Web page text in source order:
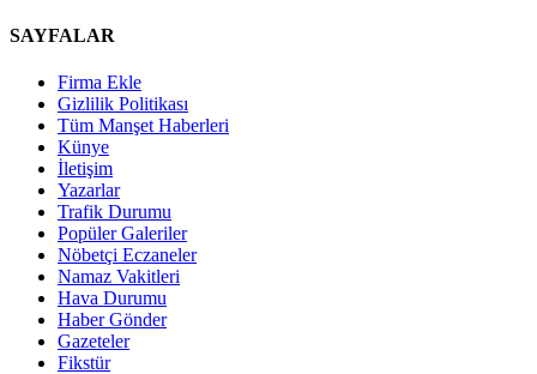
SAYFALAR
Firma Ekle
Gizlilik Politikası
Tüm Manşet Haberleri
Künye
İletişim
Yazarlar
Trafik Durumu
Popüler Galeriler
Nöbetçi Eczaneler
Namaz Vakitleri
Hava Durumu
Haber Gönder
Gazeteler
Fikstür